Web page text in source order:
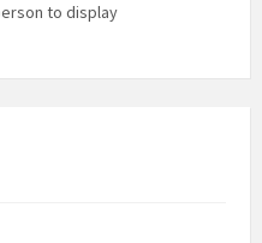
to display